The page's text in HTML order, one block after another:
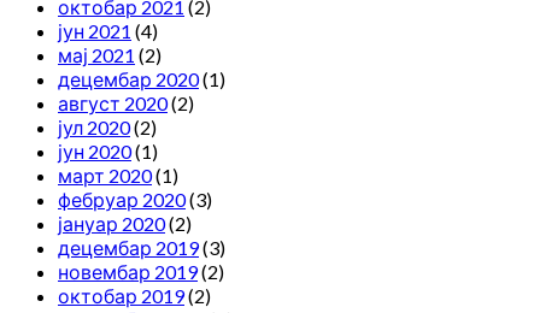
октобар 2021 (2)
јун 2021 (4)
мај 2021 (2)
децембар 2020(1)
август 2020(2)
јул 2020(2)
јун 2020(1)
март 2020(1)
фебруар 2020(3)
јануар 2020(2)
децембар 2019(3)
новембар 2019(2)
октобар 2019(2)